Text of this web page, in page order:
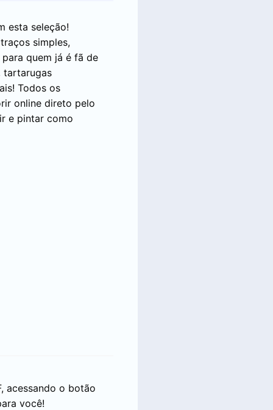
esta seleção!
simples,
quem já é fã de
tartarugas
Todos os
online direto pelo
e pintar como
acessando o botão
você!